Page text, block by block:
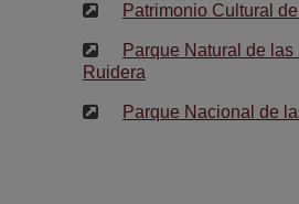
Patrimonio Cultural
Parque Natural de las
Ruidera
Parque Nacional de